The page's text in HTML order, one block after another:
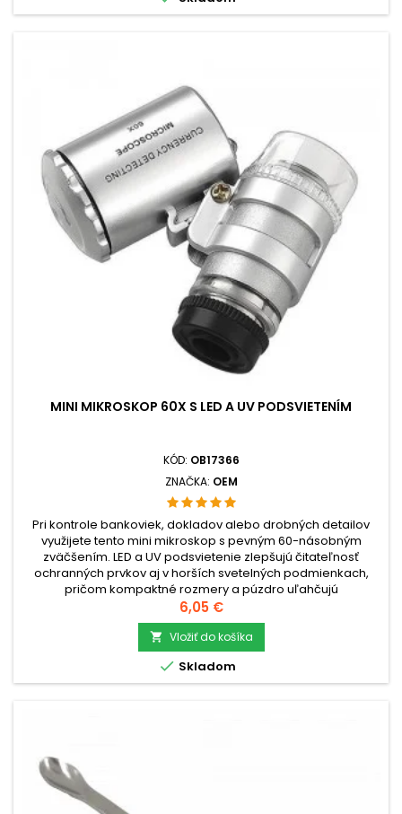
MINI MIKROSKOP 60X S LED A UV PODSVIETENÍM
KÓD: OB17366
ZNAČKA: OEM
Pri kontrole bankoviek, dokladov alebo drobných detailov
využijete tento mini mikroskop s pevným 60-násobným
zväčšením. LED a UV podsvietenie zlepšujú čitateľnosť
ochranných prvkov aj v horších svetelných podmienkach,
pričom kompaktné rozmery a púzdro uľahčujú
prenášanie.check_circleTyp: Mini mikroskop 60x s LED a
UVcheck_circlePoužitie: Kontrola...
Cena
6,05 €
 Vložiť do košíka
 Skladom